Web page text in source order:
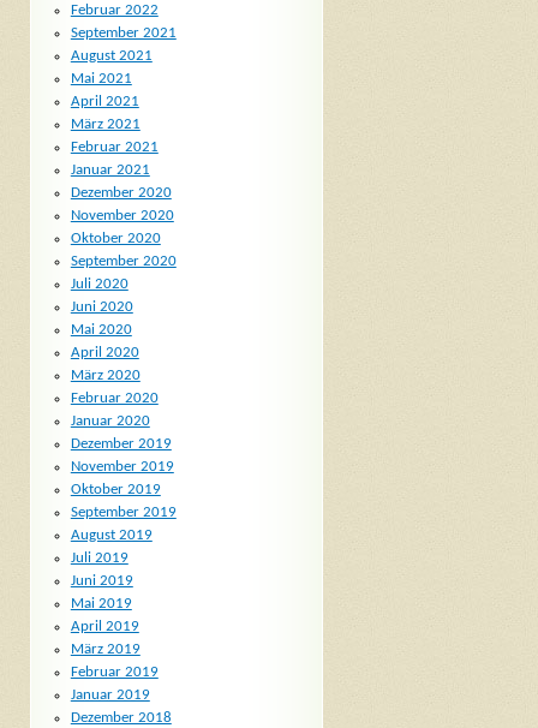
Februar 2022
September 2021
August 2021
Mai 2021
April 2021
März 2021
Februar 2021
Januar 2021
Dezember 2020
November 2020
Oktober 2020
September 2020
Juli 2020
Juni 2020
Mai 2020
April 2020
März 2020
Februar 2020
Januar 2020
Dezember 2019
November 2019
Oktober 2019
September 2019
August 2019
Juli 2019
Juni 2019
Mai 2019
April 2019
März 2019
Februar 2019
Januar 2019
Dezember 2018